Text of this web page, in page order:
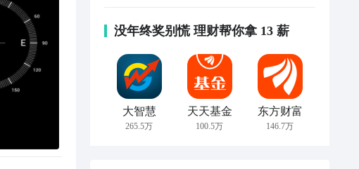
没年终奖别慌 理财帮你拿 13 薪
大智慧
265.5万
天天基金
100.5万
东方财富
146.7万